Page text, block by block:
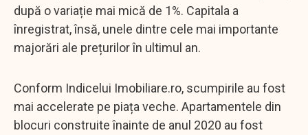
după o variație mai mică de 1%. Capitala a
înregistrat, însă, unele dintre cele mai importante
majorări ale prețurilor în ultimul an.
Conform Indicelui Imobiliare.ro, scumpirile au fost
mai accelerate pe piața veche. Apartamentele din
blocuri construite înainte de anul 2020 au fost